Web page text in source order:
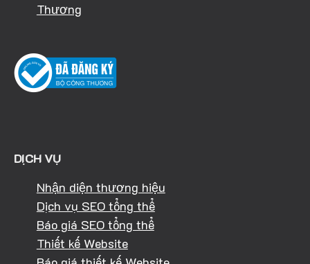
Thương
DỊCH VỤ
Nhận diện thương hiệu
Dịch vụ SEO tổng thể
Báo giá SEO tổng thể
Thiết kế Website